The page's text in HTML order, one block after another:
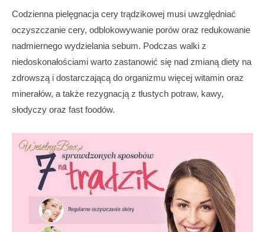
Codzienna pielęgnacja cery trądzikowej musi uwzględniać
oczyszczanie cery, odblokowywanie porów oraz redukowanie
nadmiernego wydzielania sebum. Podczas walki z
niedoskonałościami warto zastanowić się nad zmianą diety na
zdrowszą i dostarczającą do organizmu więcej witamin oraz
minerałów, a także rezygnacją z tłustych potraw, kawy,
słodyczy oraz fast foodów.